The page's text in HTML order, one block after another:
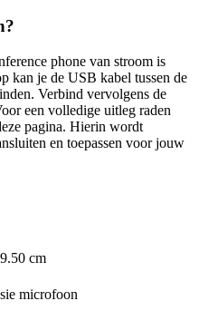
phone van stroom is
kan je de USB kabel tussen de
Verbind vervolgens de
een volledige uitleg raden
pagina. Hierin wordt
en toepassen voor jouw
cm
microfoon